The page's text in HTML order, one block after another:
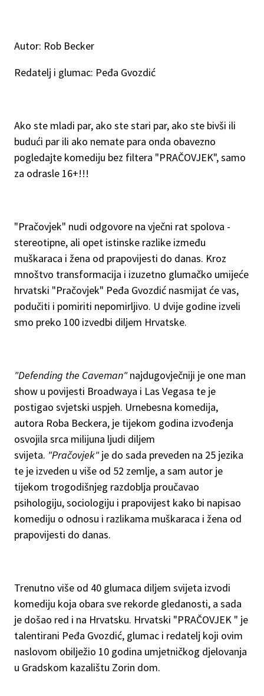
Autor: Rob Becker
Redatelj i glumac: Peđa Gvozdić
Ako ste mladi par, ako ste stari par, ako ste bivši ili
budući par ili ako nemate para onda obavezno
pogledajte komediju bez filtera "PRAČOVJEK", samo
za odrasle 16+!!!
"Pračovjek" nudi odgovore na vječni rat spolova -
stereotipne, ali opet istinske razlike između
muškaraca i žena od prapovijesti do danas. Kroz
mnoštvo transformacija i izuzetno glumačko umijeće
hrvatski "Pračovjek" Peđa Gvozdić nasmijat će vas,
podučiti i pomiriti nepomirljivo. U dvije godine izveli
smo preko 100 izvedbi diljem Hrvatske.
"Defending the Caveman"najdugovječniji je one man
show u povijesti Broadwaya i Las Vegasa te je
postigao svjetski uspjeh. Urnebesna komedija,
autora Roba Beckera, je tijekom godina izvođenja
osvojila srca milijuna ljudi diljem
svijeta. "Pračovjek"je do sada preveden na 25 jezika
te je izveden u više od 52 zemlje, a sam autor je
tijekom trogodišnjeg razdoblja proučavao
psihologiju, sociologiju i prapovijest kako bi napisao
komediju o odnosu i razlikama muškaraca i žena od
prapovijesti do danas.
Trenutno više od 40 glumaca diljem svijeta izvodi
komediju koja obara sve rekorde gledanosti, a sada
je došao red i na Hrvatsku. Hrvatski "PRAČOVJEK " je
talentirani Peđa Gvozdić, glumac i redatelj koji ovim
naslovom obilježio 10 godina umjetničkog djelovanja
u Gradskom kazalištu Zorin dom.